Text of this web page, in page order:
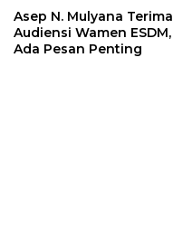
Asep N. Mulyana Terima
Audiensi Wamen ESDM,
Ada Pesan Penting